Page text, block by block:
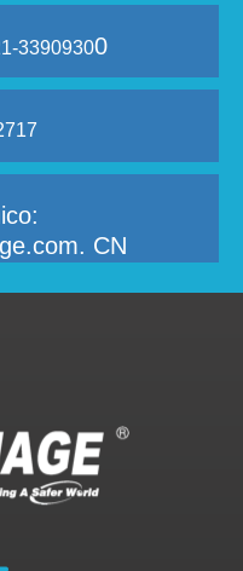
33909300
CN